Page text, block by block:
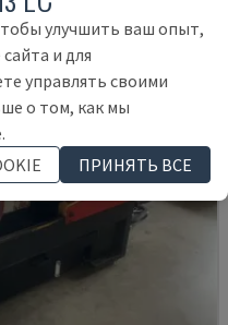
улучшить ваш опыт,
и для
управлять своими
о том, как мы
ПРИНЯТЬ ВСЕ